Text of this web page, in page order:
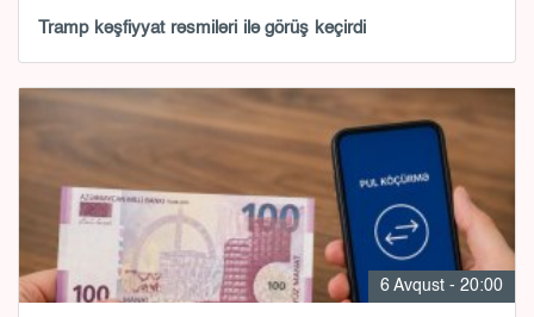
Tramp kəşfiyyat rəsmiləri ilə görüş keçirdi
6 Avqust - 20:00